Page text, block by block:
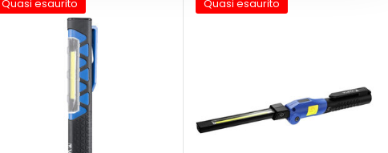
Quasi esaurito Quasi esaurito